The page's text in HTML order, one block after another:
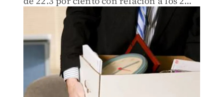
mil 688 registrados el año previo.